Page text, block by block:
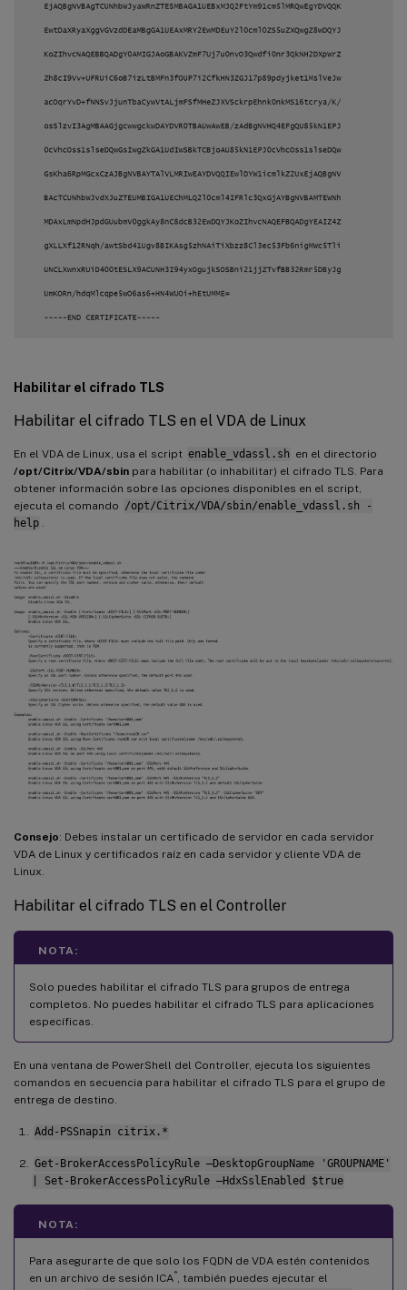
Habilitar el cifrado TLS
Habilitar el cifrado TLS en el VDA de Linux
En el VDA de Linux, usa el script enable_vdassl.sh en el directorio
/opt/Citrix/VDA/sbin para habilitar (o inhabilitar) el cifrado TLS. Para
obtener información sobre las opciones disponibles en el script,
ejecuta el comando /opt/Citrix/VDA/sbin/enable_vdassl.sh -
help .
Consejo: Debes instalar un certificado de servidor en cada servidor
VDA de Linux y certificados raíz en cada servidor y cliente VDA de
Linux.
Habilitar el cifrado TLS en el Controller
NOTA:
Solo puedes habilitar el cifrado TLS para grupos de entrega
completos. No puedes habilitar el cifrado TLS para aplicaciones
específicas.
En una ventana de PowerShell del Controller, ejecuta los siguientes
comandos en secuencia para habilitar el cifrado TLS para el grupo de
entrega de destino.
Add-PSSnapin citrix.*
Get-BrokerAccessPolicyRule –DesktopGroupName 'GROUPNAME'
| Set-BrokerAccessPolicyRule –HdxSslEnabled $true
NOTA:
Para asegurarte de que solo los FQDN de VDA estén contenidos
en un archivo de sesión ICA®, también puedes ejecutar el